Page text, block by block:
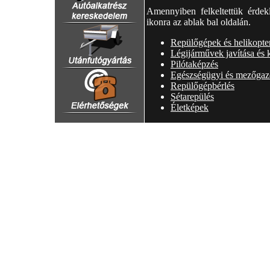
Utánfutógyártás
Elérhetőségeink
Amennyiben felkeltettük
ikonra az ablak bal oldalán.
Repülőgépek és
Légijárművek javítása és
Pilótaképzés
Egészségügyi és
Repülőgépbérlés
Sétarepülés
Életképek